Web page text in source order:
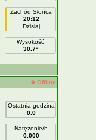
Zachód Słońca
20:12
Dzisiaj
Wysokość
30.7°
Offline
Ostatnia godzina
0.0
Natężenie/h
0.000